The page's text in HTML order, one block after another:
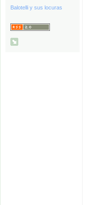
Balotelli y sus locuras